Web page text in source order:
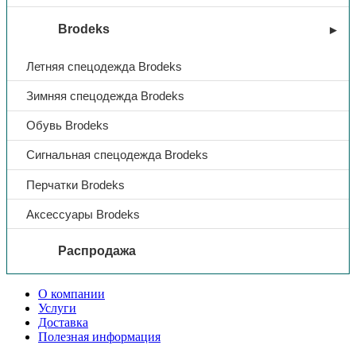
Brodeks
Летняя спецодежда Brodeks
Зимняя спецодежда Brodeks
Обувь Brodeks
Сигнальная спецодежда Brodeks
Перчатки Brodeks
Аксессуары Brodeks
Распродажа
О компании
Услуги
Доставка
Полезная информация